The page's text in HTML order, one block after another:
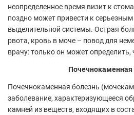
неопределенное время визит к
поздно может привести к
выделительной системы. Острая
рвота, кровь в моче – повод для
врачу: только он может определить,
Почечнокаменная
Почечнокаменная болезнь
заболевание, характеризующееся
камней из веществ, входящих в